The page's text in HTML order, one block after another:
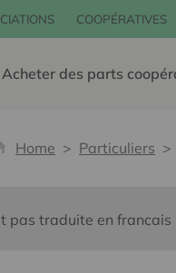
COOPÉRATIVES
Acheter des parts
Home Particuliers
pas traduite en francais